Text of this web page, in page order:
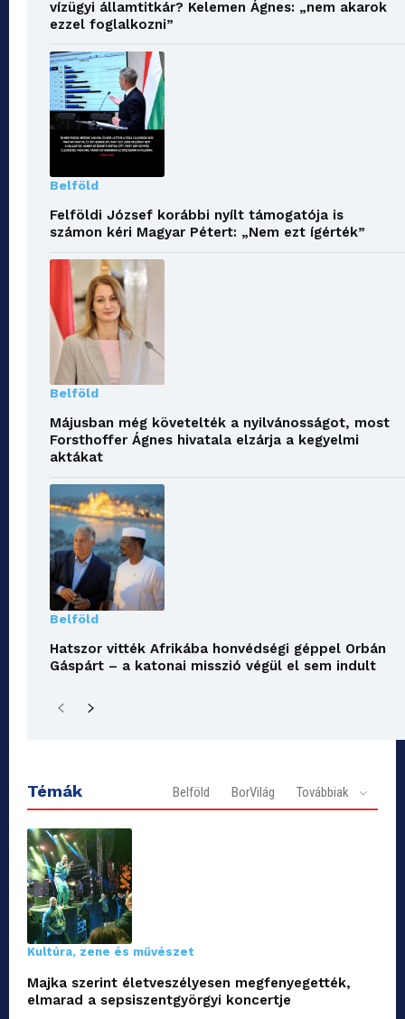
vízügyi államtitkár? Kelemen Ágnes: „nem akarok
ezzel foglalkozni”
Belföld
Felföldi József korábbi nyílt támogatója is
számon kéri Magyar Pétert: „Nem ezt ígérték”
Belföld
Májusban még követelték a nyilvánosságot, most
Forsthoffer Ágnes hivatala elzárja a kegyelmi
aktákat
Belföld
Hatszor vitték Afrikába honvédségi géppel Orbán
Gáspárt – a katonai misszió végül el sem indult
Témák Belföld BorVilág Továbbiak
Kultúra, zene és művészet
Majka szerint életveszélyesen megfenyegették,
elmarad a sepsiszentgyörgyi koncertje